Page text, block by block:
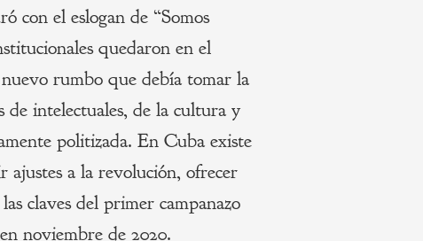
con el eslogan de “Somos
quedaron en el
rumbo que debía tomar la
de intelectuales, de la cultura y
politizada. En Cuba existe
a la revolución, ofrecer
claves del primer campanazo
noviembre de 2020.